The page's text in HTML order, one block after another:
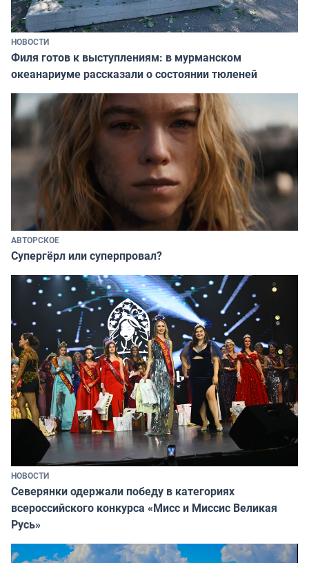
НОВОСТИ
Филя готов к выступлениям: в мурманском
океанариуме рассказали о состоянии тюленей
АВТОРСКОЕ
Супергёрл или суперпровал?
НОВОСТИ
Северянки одержали победу в категориях
всероссийского конкурса «Мисс и Миссис Великая
Русь»